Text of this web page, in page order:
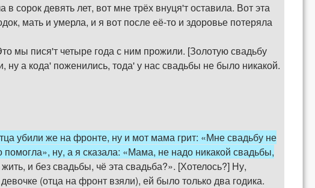
сорок девять лет, вот мне трёх внуця'т оставила. Вот эта
мать и умерла, и я вот после её-то и здоровье потеряла
мы пися'т четыре года с ним прожили. [Золотую свадьбу
а кода' поженились, тода' у нас свадьбы не было никакой.
убили же на фронте, ну и мот мама грит: «Мне свадьбу не
ну, а я сказала: «Мама, не надо никакой свадьбы,
и без свадьбы, чё эта свадьба?». [Хотелось?] Ну,
(отца на фронт взяли), ей было только два годика.